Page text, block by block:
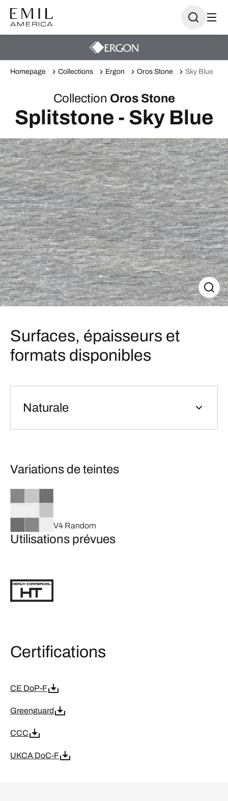
Homepage Collections Ergon Oros Stone Sky Blue
Collection Oros Stone
Splitstone - Sky Blue
Surfaces, épaisseurs et
formats disponibles
Naturale
Variations de teintes
V4 Random
Utilisations prévues
Certifications
CE DoP-F
Greenguard
CCC
UKCA DoC-F